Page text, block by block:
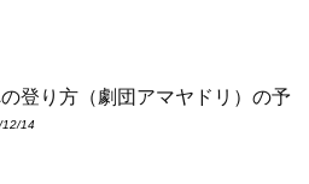
登り方（劇団アマヤドリ）の予
12/14